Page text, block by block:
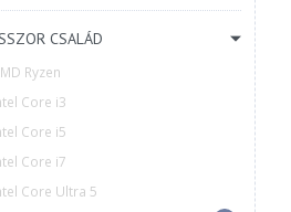
CSALÁD
Ryzen
Core i3
Core i5
Core i7
Core Ultra 5